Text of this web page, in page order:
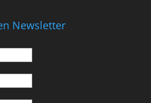
Newsletter